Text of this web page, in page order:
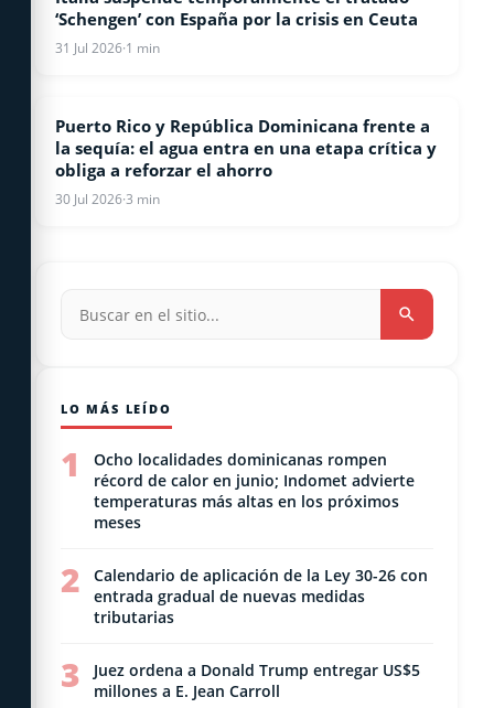
‘Schengen’ con España por la crisis en Ceuta
31 Jul 2026·1 min
INTERNACIONALES
Puerto Rico y República Dominicana frente a
la sequía: el agua entra en una etapa crítica y
obliga a reforzar el ahorro
30 Jul 2026·3 min
LO MÁS LEÍDO
1
Ocho localidades dominicanas rompen
récord de calor en junio; Indomet advierte
temperaturas más altas en los próximos
meses
2
Calendario de aplicación de la Ley 30-26 con
entrada gradual de nuevas medidas
tributarias
3
Juez ordena a Donald Trump entregar US$5
millones a E. Jean Carroll